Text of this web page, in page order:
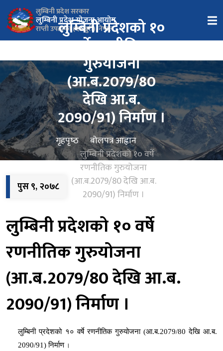
लुम्बिनी प्रदेश सरकार
लुम्बिनी प्रदेश योजना आयोग
राप्ती उपत्यका (देउखुरी), नेपाल
लुम्बिनी प्रदेशको १०
वर्षे रणनीतिक
गुरुयोजना
(आ.ब.2079/80
देखि आ.ब.
2090/91) निर्माण ।
गृहपृष्‍ठ
बोलपत्र आह्वान
लुम्बिनी प्रदेशको १० वर्षे
रणनीतिक गुरुयोजना
(आ.ब.2079/80 देखि आ.ब.
2090/91) निर्माण ।
पुस ९, २०७८
लुम्बिनी प्रदेशको १० वर्षे
रणनीतिक गुरुयोजना
(आ.ब.2079/80 देखि आ.ब.
2090/91) निर्माण ।
लुम्बिनी प्रदेशको १० वर्षे रणनीतिक गुरुयोजना (आ.ब.2079/80 देखि आ.ब.
2090/91) निर्माण ।